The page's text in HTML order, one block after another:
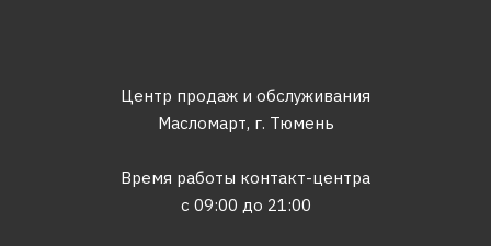
Центр продаж и обслуживания
Масломарт, г. Тюмень
Время работы контакт-центра
с 09:00 до 21:00